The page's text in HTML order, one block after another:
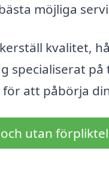
möjliga
kvalitet,
specialiserat
att påbörja
utan